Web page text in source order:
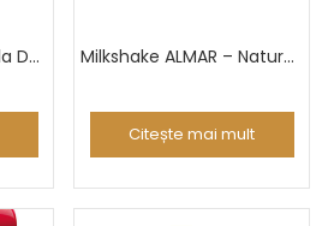
Cafea boabe Saquella Dekaf 1 Kg Milkshake ALMAR – Natura Mix ‘n Shake – Matcha and Vanilla
Citește mai mult